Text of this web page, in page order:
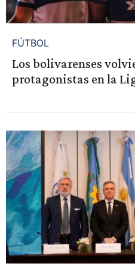
FÚTBOL
Los bolivarenses
protagonistas en la